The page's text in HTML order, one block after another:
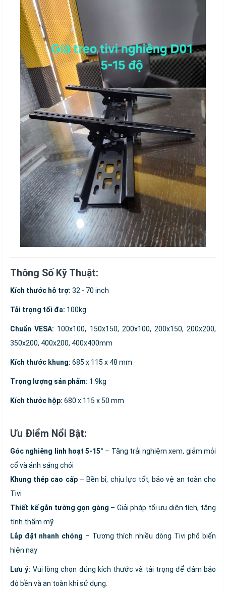
Thông Số Kỹ Thuật:
Kích thước hỗ trợ: 32 - 70 inch
Tải trọng tối đa: 100kg
Chuẩn VESA: 100x100, 150x150, 200x100, 200x150, 200x200,
350x200, 400x200, 400x400mm
Kích thước khung: 685 x 115 x 48 mm
Trọng lượng sản phẩm: 1.9kg
Kích thước hộp: 680 x 115 x 50 mm
Ưu Điểm Nổi Bật:
Góc nghiêng linh hoạt 5-15° – Tăng trải nghiệm xem, giảm mỏi
cổ và ánh sáng chói
Khung thép cao cấp– Bền bỉ, chịu lực tốt, bảo vệ an toàn cho
Tivi
Thiết kế gắn tường gọn gàng – Giải pháp tối ưu diện tích, tăng
tính thẩm mỹ
Lắp đặt nhanh chóng – Tương thích nhiều dòng Tivi phổ biến
hiện nay
Lưu ý: Vui lòng chọn đúng kích thước và tải trọng để đảm bảo
độ bền và an toàn khi sử dụng.